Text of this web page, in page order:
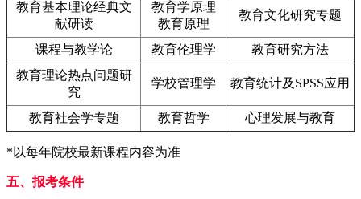
教育基本理论经典文
献研读
教育学原理
教育原理
教育文化研究专题
课程与教学论 教育伦理学
教育研究方法
教育理论热点问题研
究
学校管理学 教育统计及SPSS应用
教育社会学专题 教育哲学 心理发展与教育
*以每年院校最新课程内容为准
五、报考条件